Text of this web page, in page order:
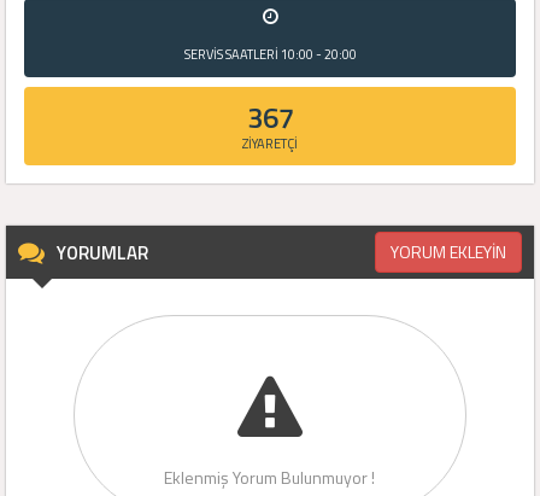
SERVİS SAATLERİ 10:00 - 20:00
367
ZİYARETÇİ
YORUMLAR YORUM EKLEYİN
Eklenmiş Yorum Bulunmuyor !